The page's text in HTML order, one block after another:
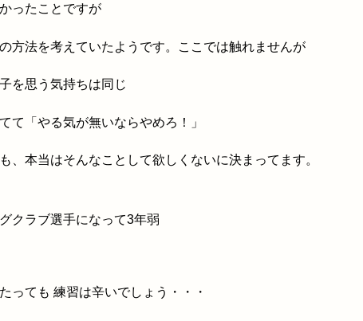
ったことですが
方法を考えていたようです。ここでは触れませんが
を思う気持ちは同じ
て「やる気が無いならやめろ！」
、本当はそんなことして欲しくないに決まってます。
クラブ選手になって3年弱
っても 練習は辛いでしょう・・・